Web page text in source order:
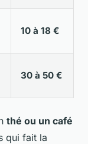
10 à 18 €
30 à 50 €
thé ou un café
qui fait la